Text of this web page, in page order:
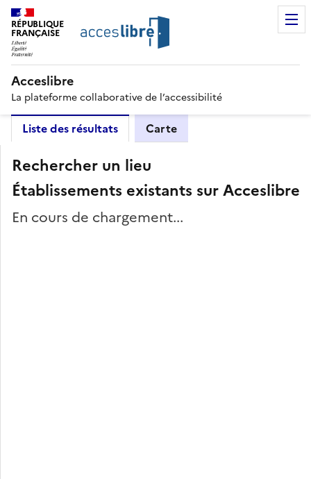
RÉPUBLIQUE
FRANÇAISE
Acceslibre
La plateforme collaborative de l’accessibilité
Liste des résultats Carte
Rechercher un lieu
Établissements existants sur Acceslibre
En cours de chargement...